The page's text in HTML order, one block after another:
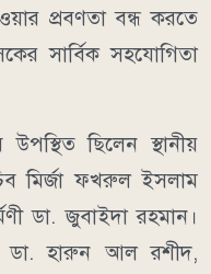
প্রবণতা বন্ধ করতে
সার্বিক সহযোগিতা
ছিলেন স্থানীয়
মির্জা ফখরুল ইসলাম
ডা. জুবাইদা রহমান।
ডা. হারুন আল রশীদ,